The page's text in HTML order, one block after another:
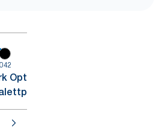
OptiServe® 2-rulls Hylsefri
Dispenser Sort T7